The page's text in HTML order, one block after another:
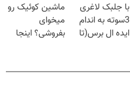
خانگی
درمانش کرد؟؟؟؟
با جلبک لاغری
3سوته به اندام
ایده ال برس(تا
ماشین کوئیک رو
میخوای
بفروشی؟ اینجا
بفروشش